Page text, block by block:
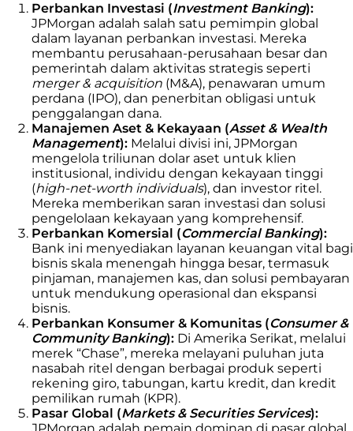
Perbankan Investasi (Investment Banking):
JPMorgan adalah salah satu pemimpin global
dalam layanan perbankan investasi. Mereka
membantu perusahaan-perusahaan besar dan
pemerintah dalam aktivitas strategis seperti
merger & acquisition (M&A), penawaran umum
perdana (IPO), dan penerbitan obligasi untuk
penggalangan dana.
Manajemen Aset & Kekayaan (Asset & Wealth
Management): Melalui divisi ini, JPMorgan
mengelola triliunan dolar aset untuk klien
institusional, individu dengan kekayaan tinggi
(high-net-worth individuals), dan investor ritel.
Mereka memberikan saran investasi dan solusi
pengelolaan kekayaan yang komprehensif.
Perbankan Komersial (Commercial Banking):
Bank ini menyediakan layanan keuangan vital bagi
bisnis skala menengah hingga besar, termasuk
pinjaman, manajemen kas, dan solusi pembayaran
untuk mendukung operasional dan ekspansi
bisnis.
Perbankan Konsumer & Komunitas (Consumer &
Community Banking): Di Amerika Serikat, melalui
merek “Chase”, mereka melayani puluhan juta
nasabah ritel dengan berbagai produk seperti
rekening giro, tabungan, kartu kredit, dan kredit
pemilikan rumah (KPR).
Pasar Global (Markets & Securities Services):